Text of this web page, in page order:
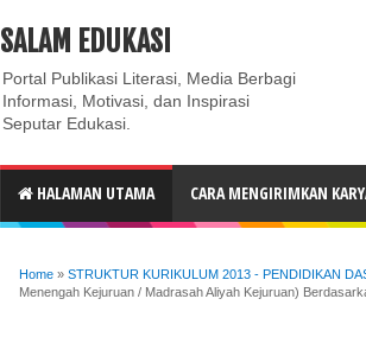
ABOUT CONTACT US
SALAM EDUKASI
Portal Publikasi Literasi, Media Berbagi
Informasi, Motivasi, dan Inspirasi
Seputar Edukasi.
HALAMAN UTAMA CARA MENGIRIMKAN
Home » STRUKTUR KURIKULUM 2013 - PENDIDIKAN
Menengah Kejuruan / Madrasah Aliyah Kejuruan)